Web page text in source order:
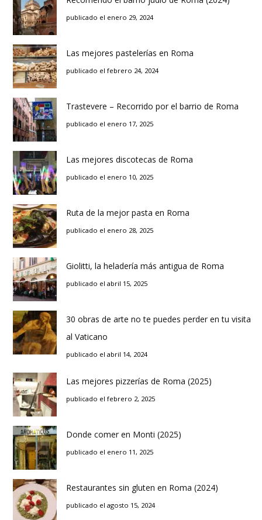
publicado el enero 29, 2024
Las mejores pastelerías en Roma
publicado el febrero 24, 2024
Trastevere – Recorrido por el barrio de Roma
publicado el enero 17, 2025
Las mejores discotecas de Roma
publicado el enero 10, 2025
Ruta de la mejor pasta en Roma
publicado el enero 28, 2025
Giolitti, la heladería más antigua de Roma
publicado el abril 15, 2025
30 obras de arte no te puedes perder en tu visita
al Vaticano
publicado el abril 14, 2024
Las mejores pizzerías de Roma (2025)
publicado el febrero 2, 2025
Donde comer en Monti (2025)
publicado el enero 11, 2025
Restaurantes sin gluten en Roma (2024)
publicado el agosto 15, 2024